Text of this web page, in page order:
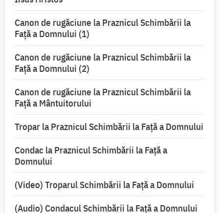
Canon de rugăciune la Praznicul Schimbării la
Faţă a Domnului (1)
Canon de rugăciune la Praznicul Schimbării la
Faţă a Domnului (2)
Canon de rugăciune la Praznicul Schimbării la
Față a Mântuitorului
Tropar la Praznicul Schimbării la Faţă a Domnului
Condac la Praznicul Schimbării la Faţă a
Domnului
(Video) Troparul Schimbării la Față a Domnului
(Audio) Condacul Schimbării la Față a Domnului